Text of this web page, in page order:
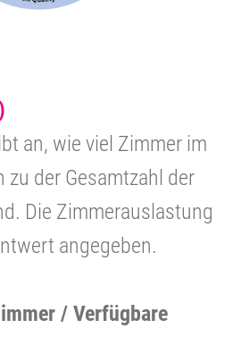
an, wie viel Zimmer im
zu der Gesamtzahl der
Die Zimmerauslastung
angegeben.
/ Verfügbare